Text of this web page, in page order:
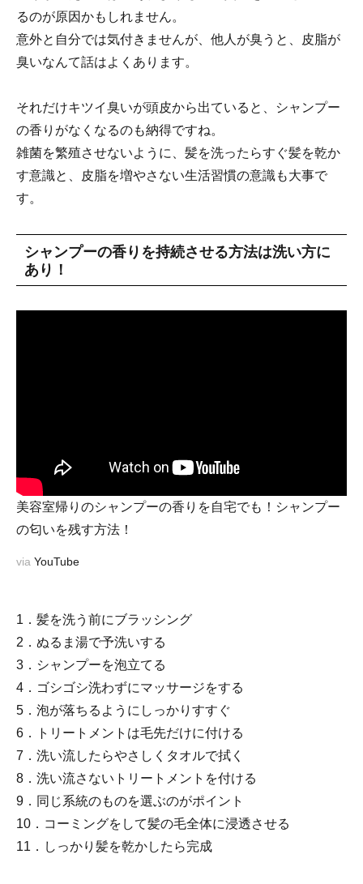
るのが原因かもしれません。
意外と自分では気付きませんが、他人が臭うと、皮脂が
臭いなんて話はよくあります。
それだけキツイ臭いが頭皮から出ていると、シャンプー
の香りがなくなるのも納得ですね。
雑菌を繁殖させないように、髪を洗ったらすぐ髪を乾か
す意識と、皮脂を増やさない生活習慣の意識も大事で
す。
シャンプーの香りを持続させる方法は洗い方に
あり！
美容室帰りのシャンプーの香りを自宅でも！シャンプー
の匂いを残す方法！
via YouTube
1．髪を洗う前にブラッシング
2．ぬるま湯で予洗いする
3．シャンプーを泡立てる
4．ゴシゴシ洗わずにマッサージをする
5．泡が落ちるようにしっかりすすぐ
6．トリートメントは毛先だけに付ける
7．洗い流したらやさしくタオルで拭く
8．洗い流さないトリートメントを付ける
9．同じ系統のものを選ぶのがポイント
10．コーミングをして髪の毛全体に浸透させる
11．しっかり髪を乾かしたら完成